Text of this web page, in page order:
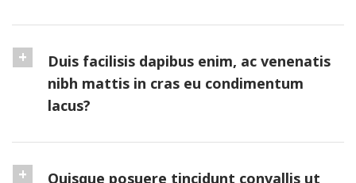
Duis facilisis dapibus enim, ac venenatis
nibh mattis in cras eu condimentum
lacus?
Quisque posuere tincidunt convallis ut